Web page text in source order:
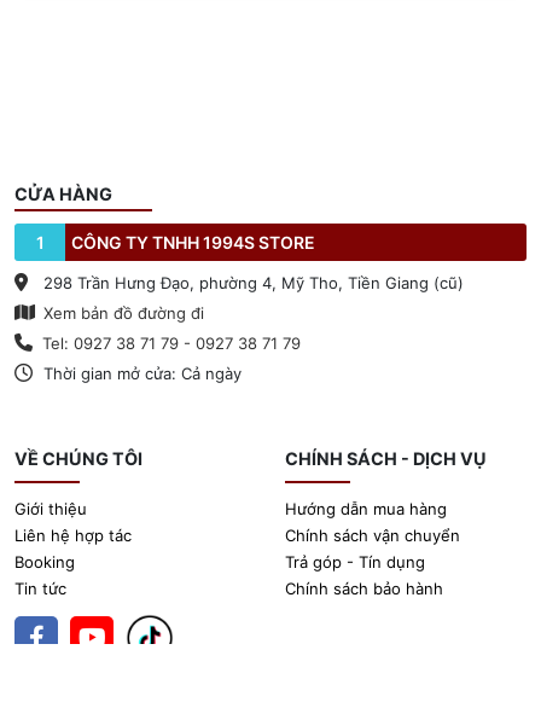
CỬA HÀNG
1 CÔNG TY TNHH 1994S STORE
298 Trần Hưng Đạo, phường 4, Mỹ Tho, Tiền Giang (cũ)
Xem bản đồ đường đi
Tel: 0927 38 71 79 - 0927 38 71 79
Thời gian mở cửa: Cả ngày
VỀ CHÚNG TÔI
Giới thiệu
Liên hệ hợp tác
Booking
Tin tức
CHÍNH SÁCH - DỊCH VỤ
Hướng dẫn mua hàng
Chính sách vận chuyển
Trả góp - Tín dụng
Chính sách bảo hành